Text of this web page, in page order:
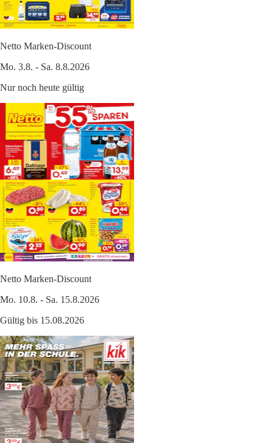
Netto Marken-Discount
Mo. 3.8. - Sa. 8.8.2026
Nur noch heute gültig
Netto Marken-Discount
Mo. 10.8. - Sa. 15.8.2026
Gültig bis 15.08.2026